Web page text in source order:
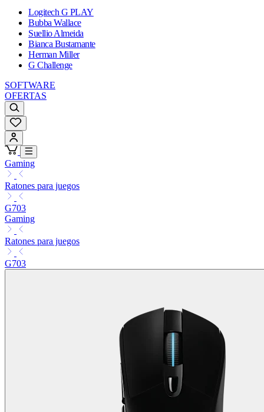
Logitech G PLAY
Bubba Wallace
Suellio Almeida
Bianca Bustamante
Herman Miller
G Challenge
SOFTWARE
OFERTAS
Gaming
Ratones para juegos
G703
Gaming
Ratones para juegos
G703